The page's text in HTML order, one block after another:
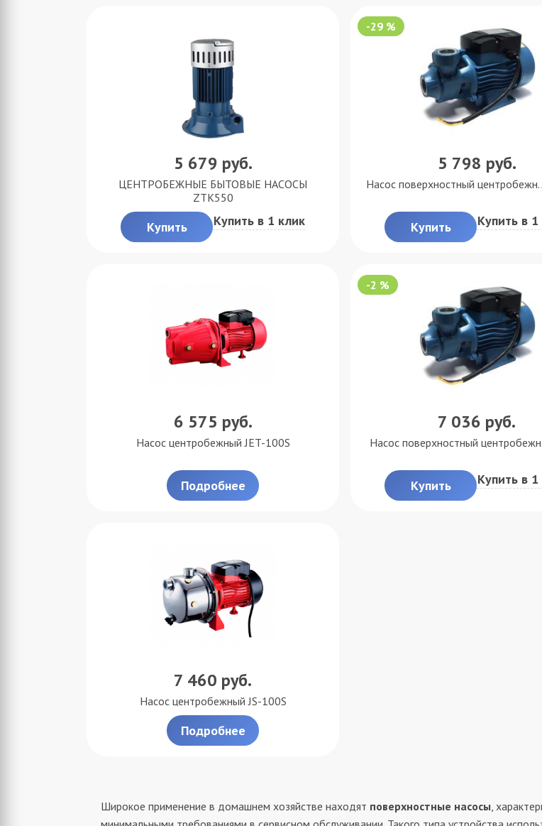
5 679 руб.
ЦЕНТРОБЕЖНЫЕ БЫТОВЫЕ НАСОСЫ
ZTK550
Купить Купить в 1 клик
-29 %
5 798 руб.
Насос поверхностный
Купить Купить в 1
6 575 руб.
Насос центробежный JET-100S
Подробнее
-2 %
7 036 руб.
Насос поверхностный
Купить Купить в 1
7 460 руб.
Насос центробежный JS-100S
Подробнее
Широкое применение в домашнем хозяйстве находят поверхностные насосы,